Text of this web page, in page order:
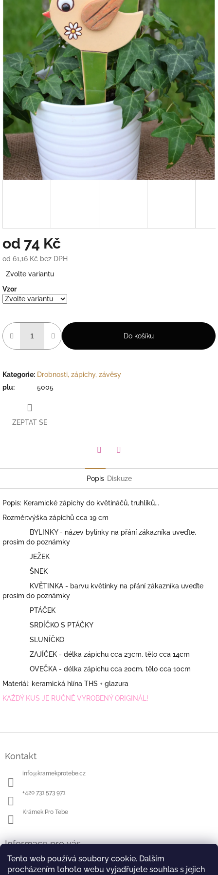
Tento web používá soubory cookie. Dalším
procházením tohoto webu vyjadřujete souhlas s jejich
od 74 Kč
od 61,16 Kč bez DPH
cena:
Zvolte variantu
Vzor
Do košíku
Kategorie: Drobnosti, zápichy, závěsy
plu: 5005
ZEPTAT SE
Popis Diskuze
Popis: Keramické zápichy do květináčů, truhlíků...
Rozměr:výška zápichů cca 19 cm
BYLINKY - název bylinky na přání zákazníka uveďte,
prosím do poznámky
JEŽEK
ŠNEK
KVĚTINKA - barvu květinky na přání zákazníka uveďte
prosím do poznámky
PTÁČEK
SRDÍČKO S PTÁČKY
SLUNÍČKO
ZAJÍČEK - délka zápichu cca 23cm, tělo cca 14cm
OVEČKA - délka zápichu cca 20cm, tělo cca 10cm
Materiál: keramická hlína THS + glazura
KAŽDÝ KUS JE RUČNĚ VYROBENÝ ORIGINÁL!
Kontakt
info@kramekprotebe.cz
+420 731 573 971
Krámek Pro Tebe
Informace pro vás
Jak nakupovat
Obchodní podmínky - zkrácené znění